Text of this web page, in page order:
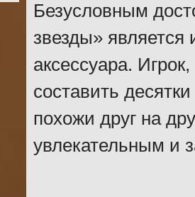
Безусловным
звезды» является
аксессуара.
составить
похожи друг на
увлекательным и